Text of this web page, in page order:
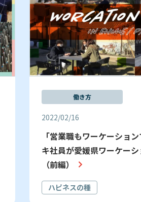
働き方
2022/02/16
「営業職もワーケーショ
キ社員が愛媛県ワーケーシ
（前編）
ハピネスの種